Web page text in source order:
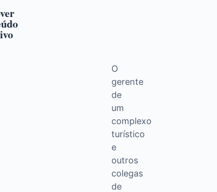
O
gerente
de
um
complexo
turístico
e
outros
colegas
de